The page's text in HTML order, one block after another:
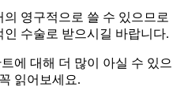
영구적으로 쓸 수 있으므로
수술로 받으시길 바랍니다.
에 대해 더 많이 아실 수 있으
읽어보세요.